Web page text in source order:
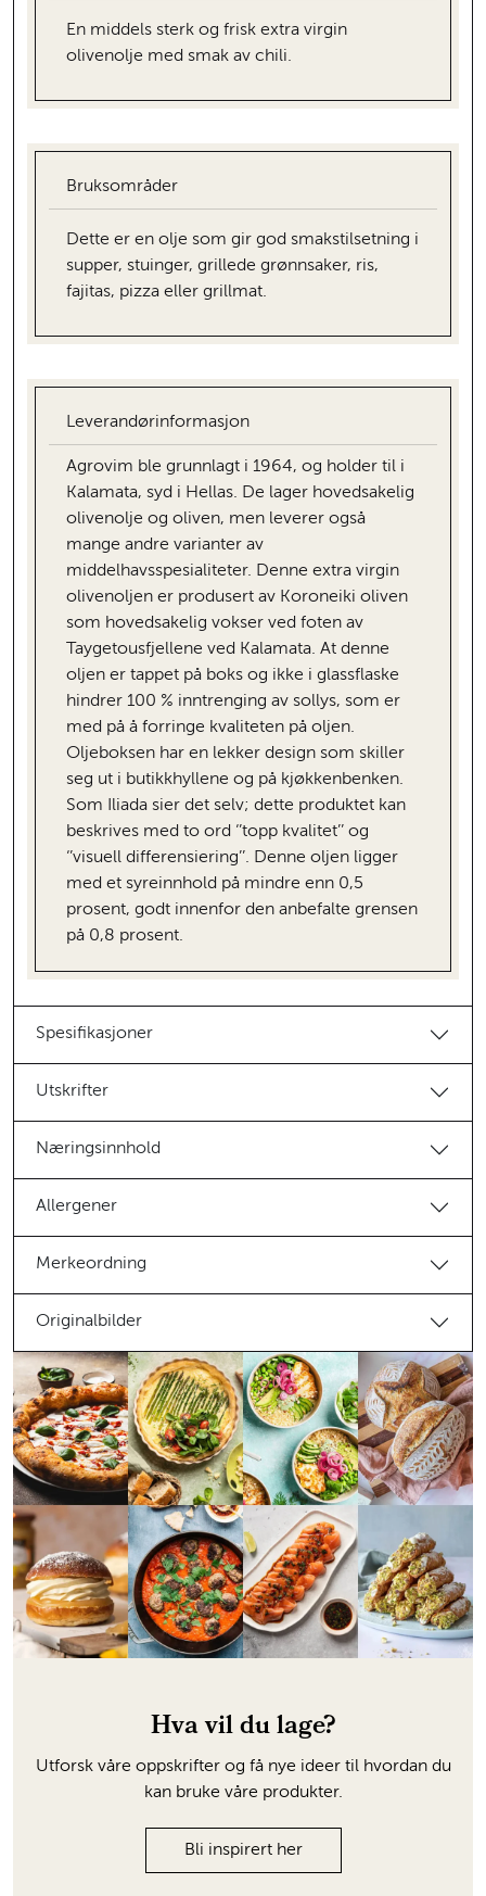
En middels sterk og frisk extra virgin
olivenolje med smak av chili.
Bruksområder
Dette er en olje som gir god smakstilsetning i
supper, stuinger, grillede grønnsaker, ris,
fajitas, pizza eller grillmat.
Leverandørinformasjon
Agrovim ble grunnlagt i 1964, og holder til i
Kalamata, syd i Hellas. De lager hovedsakelig
olivenolje og oliven, men leverer også
mange andre varianter av
middelhavsspesialiteter. Denne extra virgin
olivenoljen er produsert av Koroneiki oliven
som hovedsakelig vokser ved foten av
Taygetousfjellene ved Kalamata. At denne
oljen er tappet på boks og ikke i glassflaske
hindrer 100 % inntrenging av sollys, som er
med på å forringe kvaliteten på oljen.
Oljeboksen har en lekker design som skiller
seg ut i butikkhyllene og på kjøkkenbenken.
Som Iliada sier det selv; dette produktet kan
beskrives med to ord ‘’topp kvalitet’’ og
‘’visuell differensiering’’. Denne oljen ligger
med et syreinnhold på mindre enn 0,5
prosent, godt innenfor den anbefalte grensen
på 0,8 prosent.
Spesifikasjoner
Utskrifter
Næringsinnhold
Allergener
Merkeordning
Originalbilder
Hva vil du lage?
Utforsk våre oppskrifter og få nye ideer til hvordan du
kan bruke våre produkter.
Bli inspirert her